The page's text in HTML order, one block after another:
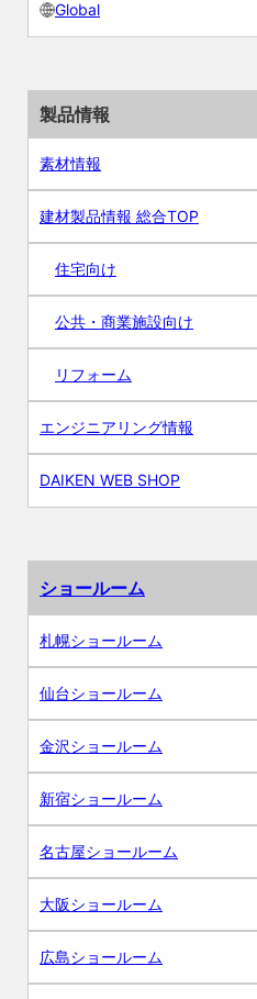
Global
製品情報
素材情報
建材製品情報 総合TOP
住宅向け
公共・商業施設向け
リフォーム
エンジニアリング情報
DAIKEN WEB SHOP
ショールーム
札幌ショールーム
仙台ショールーム
金沢ショールーム
新宿ショールーム
名古屋ショールーム
大阪ショールーム
広島ショールーム